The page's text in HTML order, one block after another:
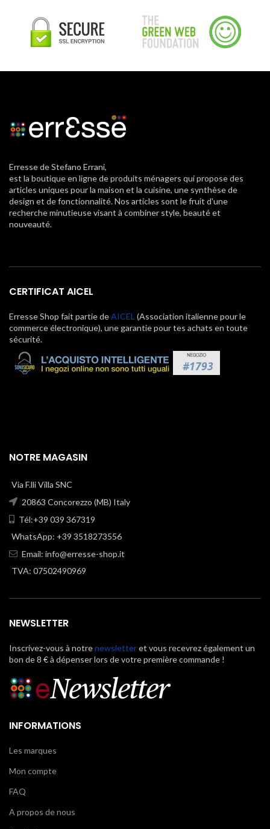
Erresse de Stefano Errani,
est la boutique en ligne de produits ménagers qui propose des
articles uniques pour la maison et la cuisine, une synthèse de
design et de fonctionnalité. Nos articles sont le fruit d'une
recherche minutieuse visant à combiner style, beauté et
nouveauté.
CERTIFICAT AICEL
Erresse Shop fait partie deAICEL (Association italienne pour le
commerce électronique), une garantie pour tes achats en toute
sécurité.
NOTRE MAGASIN
Via F.lli Villa SNC
20863 Concorezzo (MB) Italy
Tél:+39 039 367319
WhatsApp: +39 3518273556
Email: info@erresse-shop.it
TVA: 07502490969
NEWSLETTER
Inscrivez-vous à notrenewsletteret vous recevrez également un
bon de 8 € à dépenser lors de votre première commande !
INFORMATIONS
Les marques
Mon compte
FAQ
A propos de nous